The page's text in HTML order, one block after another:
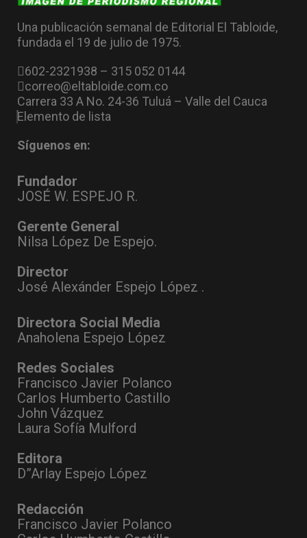
Una publicación semanal de Editorial El Tabloide,
fundada el 19 de julio de 1975.
602-2321938 – 315 052 0144
correo@eltabloide.com.co
Carrera 33 A No. 24-36 Tuluá – Valle del Cauca
Elemento de lista
Síguenos en:
Fundador
JOSÉ W. ESPEJO R.
Gerente General
Nilsa López De Espejo.
Director
José Alexánder Espejo López .
Directora Social Media
Anaholena Espejo López
Redes Sociales
Francisco Javier Polanco
Carlos Humberto Castillo
John Vázquez
Laura Sofía Mulford
Editora
D”Arlay Espejo López
Redacción
Francisco Javier Polanco